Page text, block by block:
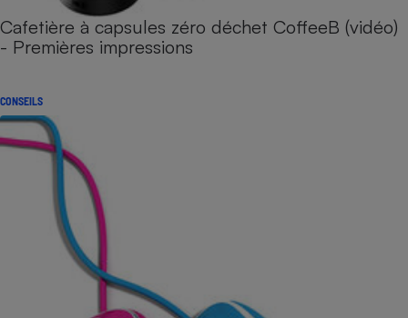
Cafetière à capsules zéro déchet CoffeeB (vidéo)
- Premières impressions
CONSEILS